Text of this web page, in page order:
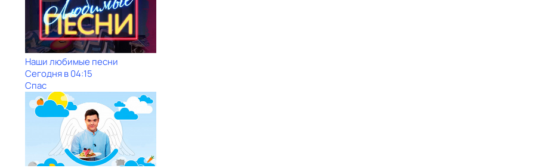
Наши любимые песни
Сегодня в 04:15
Спас